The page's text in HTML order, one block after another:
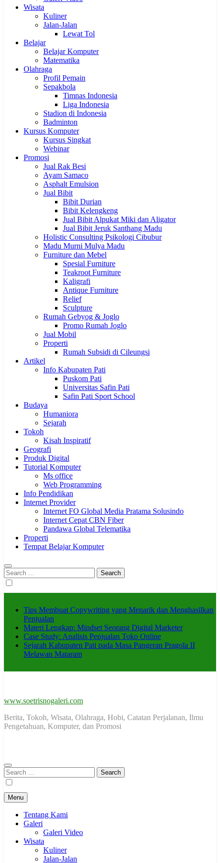
Wisata
Kuliner
Jalan-Jalan
Lewat Tol
Belajar
Belajar Komputer
Matematika
Olahraga
Profil Pemain
Sepakbola
Timnas Indonesia
Liga Indonesia
Stadion di Indonesia
Badminton
Kursus Komputer
Kursus Singkat
Webinar
Promosi
Jual Rak Besi
Ayam Samaco
Asphalt Emulsion
Jual Bibit
Bibit Durian
Bibit Kelengkeng
Jual Bibit Alpukat Miki dan Aligator
Jual Bibit Jeruk Santhang Madu
Holistic Consulting Psikologi Cibubur
Madu Murni Mulya Madu
Furniture dan Mebel
Spesial Furniture
Teakroot Furniture
Kaligrafi
Antique Furniture
Relief
Sculpture
Rumah Gebyog & Joglo
Promo Rumah Joglo
Jual Mobil
Properti
Rumah Subsidi di Cileungsi
Artikel
Info Kabupaten Pati
Puskom Pati
Universitas Safin Pati
Safin Pati Sport School
Budaya
Humaniora
Sejarah
Tokoh
Kisah Inspiratif
Geografi
Produk Digital
Tutorial Komputer
Ms office
Web Programming
Info Pendidikan
Internet Provider
Internet FO Global Media Pratama Solusindo
Internet Cepat CBN Fiber
Pandawa Global Telematika
Properti
Tempat Belajar Komputer
Search
for:
Tips Membuat Copywriting yang Menarik dan Menghasilkan
Penjualan
Materi Lengkap: Mindset Seorang Digital Marketer
Case Study: Analisis Penjualan Toko Online
Sejarah Kabupaten Pati pada Masa Pangeran Pragola II
Melawan Mataram
www.soetrisnogaleri.com
Berita, Tokoh, Wisata, Olahraga, Hobi, Catatan Perjalanan, Ilmu
Pengetahuan, Komputer, dan Promosi
Search
for:
Menu
Tentang Kami
Galeri
Galeri Video
Wisata
Kuliner
Jalan-Jalan